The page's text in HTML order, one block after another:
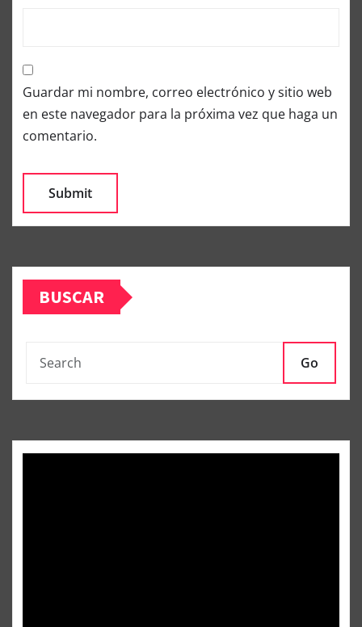
Guardar mi nombre, correo electrónico y sitio web
en este navegador para la próxima vez que haga un
comentario.
BUSCAR
Go